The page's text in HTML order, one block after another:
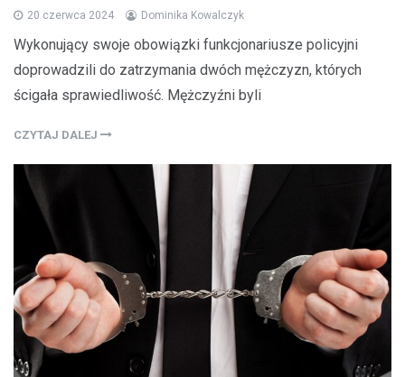
20 czerwca 2024 Dominika Kowalczyk
Wykonujący swoje obowiązki funkcjonariusze policyjni
doprowadzili do zatrzymania dwóch mężczyzn, których
ścigała sprawiedliwość. Mężczyźni byli
CZYTAJ DALEJ